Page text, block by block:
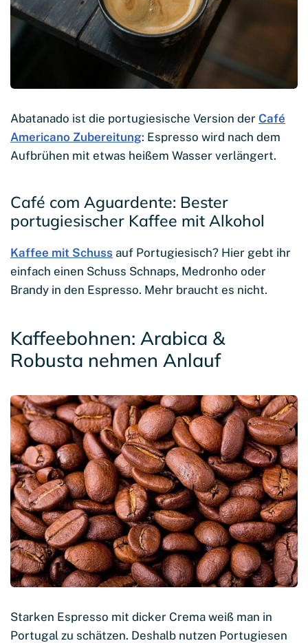
Abatanado ist die portugiesische Version der Café
Americano Zubereitung: Espresso wird nach dem
Aufbrühen mit etwas heißem Wasser verlängert.
Café com Aguardente: Bester
portugiesischer Kaffee mit Alkohol
Kaffee mit Schuss auf Portugiesisch? Hier gebt ihr
einfach einen Schuss Schnaps, Medronho oder
Brandy in den Espresso. Mehr braucht es nicht.
Kaffeebohnen: Arabica &
Robusta nehmen Anlauf
Starken Espresso mit dicker Crema weiß man in
Portugal zu schätzen. Deshalb nutzen Portugiesen